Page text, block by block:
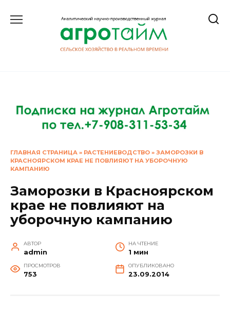
ГЛАВНАЯ СТРАНИЦА » РАСТЕНИЕВОДСТВО » ЗАМОРОЗКИ В
КРАСНОЯРСКОМ КРАЕ НЕ ПОВЛИЯЮТ НА УБОРОЧНУЮ
КАМПАНИЮ
Заморозки в Красноярском
крае не повлияют на
уборочную кампанию
АВТОР
admin
НА ЧТЕНИЕ
1 мин
ПРОСМОТРОВ
753
ОПУБЛИКОВАНО
23.09.2014